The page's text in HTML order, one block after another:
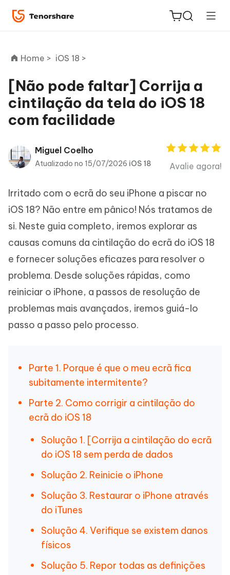
ReiBoot
for iOS
PDNob
PDF
iAnyGo
Home > iOS 18 >
[Não pode faltar] Corrija a
cintilação da tela do iOS 18
com facilidade
Miguel Coelho
Atualizado no 15/07/2026 iOS 18 Avalie agora!
Irritado com o ecrã do seu iPhone a piscar no
iOS 18? Não entre em pânico! Nós tratamos de
si. Neste guia completo, iremos explorar as
causas comuns da cintilação do ecrã do iOS 18
e fornecer soluções eficazes para resolver o
problema. Desde soluções rápidas, como
reiniciar o iPhone, a passos de resolução de
problemas mais avançados, iremos guiá-lo
passo a passo pelo processo.
Parte 1. Porque é que o meu ecrã fica
subitamente intermitente?
Parte 2. Como corrigir a cintilação do
ecrã do iOS 18
Solução 1. [Corrija a cintilação do ecrã
do iOS 18 sem perda de dados
Solução 2. Reinicie o iPhone
Solução 3. Restaurar o iPhone através
do iTunes
Solução 4. Verifique se existem danos
físicos
Solução 5. Repor todas as definições